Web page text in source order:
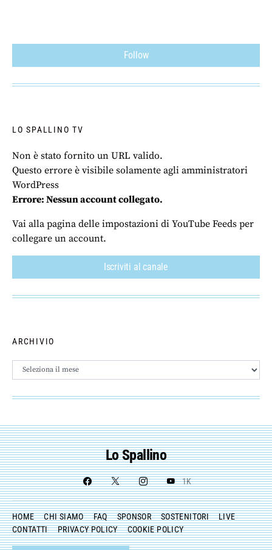
Follow
LO SPALLINO TV
Non è stato fornito un URL valido.
Questo errore è visibile solamente agli amministratori
WordPress
Errore: Nessun account collegato.
Vai alla pagina delle impostazioni di YouTube Feeds per
collegare un account.
Iscriviti al canale
ARCHIVIO
Archivio
Lo Spallino
1K
HOME CHI SIAMO FAQ SPONSOR SOSTENITORI
LIVE
CONTATTI
PRIVACY POLICY COOKIE POLICY